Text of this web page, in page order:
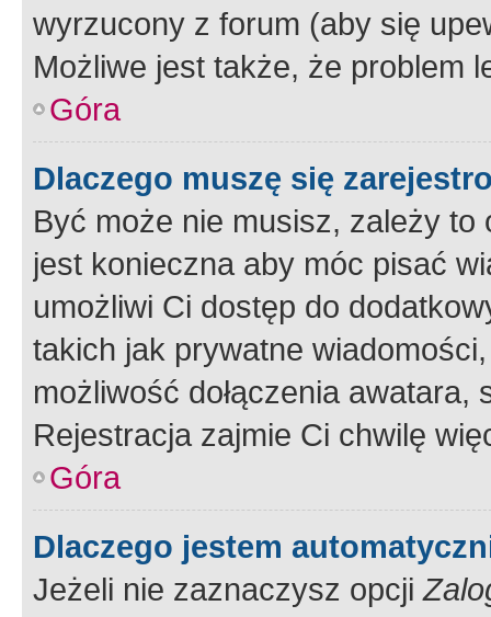
wyrzucony z forum (aby się
Możliwe jest także, że problem
Góra
Dlaczego muszę się
Być może nie musisz, zależy
jest konieczna aby móc pisać
umożliwi Ci dostęp do
takich jak prywatne
możliwość dołączenia
Rejestracja zajmie Ci chwilę
Góra
Dlaczego jestem
Jeżeli nie zaznaczysz opcji